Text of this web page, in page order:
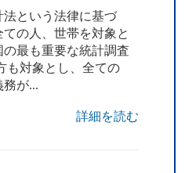
法という法律に基づ
の人、世帯を対象と
の最も重要な統計調査
も対象とし、全ての
が...
詳細を読む